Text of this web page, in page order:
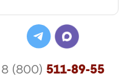
8 (800) 511-89-55